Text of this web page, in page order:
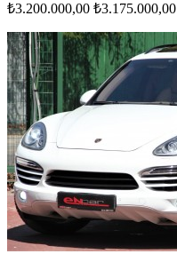
₺3.200.000,00 ₺3.175.000,00